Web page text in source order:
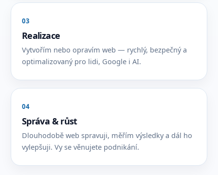
03
Realizace
Vytvořím nebo opravím web — rychlý, bezpečný a
optimalizovaný pro lidi, Google i AI.
04
Správa & růst
Dlouhodobě web spravuji, měřím výsledky a dál ho
vylepšuji. Vy se věnujete podnikání.